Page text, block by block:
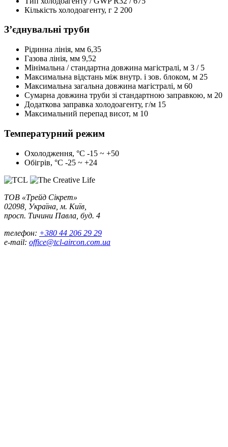
Кількість холодоагенту, г 2 200
З’єднувальні труби
Рідинна лінія, мм 6,35
Газова лінія, мм 9,52
Мінімальна / стандартна довжина магістралі, м 3 / 5
Максимальна відстань між внутр. і зов. блоком, м 25
Максимальна загальна довжина магістралі, м 60
Сумарна довжина труби зі стандартною заправкою, м 20
Додаткова заправка холодоагенту, г/м 15
Максимальний перепад висот, м 10
Температурний режим
Охолодження, °С -15 ~ +50
Обігрів, °С -25 ~ +24
ТОВ «Трейд Сікрет»
02098, Україна, м. Київ,
просп. Тичини Павла, буд. 4
телефон: +380 44 206 29 29
e-mail: office@tcl-aircon.com.ua